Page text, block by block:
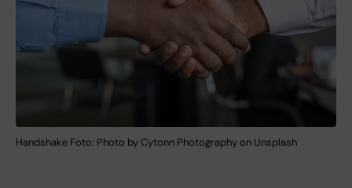
Handshake Foto: Photo by Cytonn Photography on Unsplash